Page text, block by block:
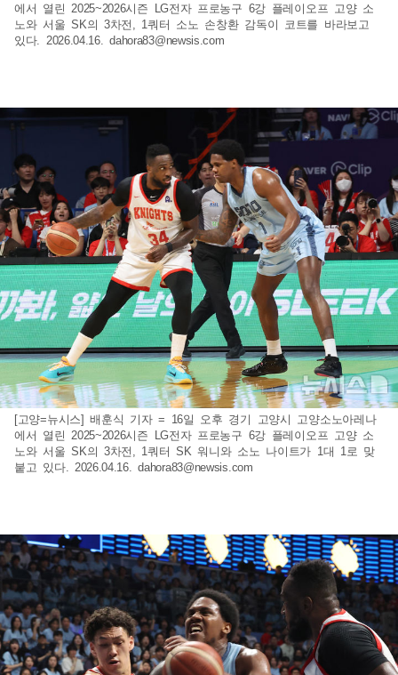
에서 열린 2025~2026시즌 LG전자 프로농구 6강 플레이오프 고양 소
노와 서울 SK의 3차전, 1쿼터 소노 손창환 감독이 코트를 바라보고
있다. 2026.04.16.dahora83@newsis.com
[고양=뉴시스] 배훈식 기자 = 16일 오후 경기 고양시 고양소노아레나
에서 열린 2025~2026시즌 LG전자 프로농구 6강 플레이오프 고양 소
노와 서울 SK의 3차전, 1쿼터 SK 워니와 소노 나이트가 1대 1로 맞
붙고 있다. 2026.04.16.dahora83@newsis.com